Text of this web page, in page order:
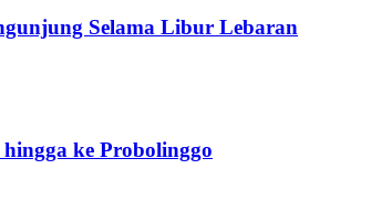
Selama Libur Lebaran
ke Probolinggo